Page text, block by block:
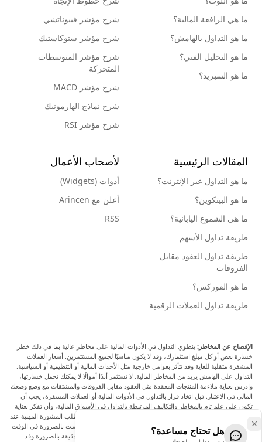
ما هي الرافعة المالية؟
ما هو التداول بالهامش؟
ما هو التحليل الفني؟
ما هو السبريد؟
شرح مؤشر فيبوناتشي
شرح مؤشر ستوكاستيك
شرح مؤشر المتوسطات
المتحركة
شرح مؤشر MACD
شرح نماذج الهارمونيك
شرح مؤشر RSI
المقالات الرئيسية
ما هو التداول عبر الإنترنت؟
ما هو البيتكوين؟
ما هي الشموع اليابانية؟
طريقة تداول الأسهم
طريقة تداول العقود مقابل
الفروقات
ما هو الفوركس؟
طريقة تداول العملات الرقمية
لأصحاب الأعمال
أدوات (Widgets)
أعلن مع Arincen
RSS
الإفصاح عن المخاطر: ينطوي التداول في الأدوات المالية على مخاطر عالية بما في ذلك خطر
خسارة بعض أو كل مبلغ استثمارك، وقد لا يكون مناسبًا لجميع المستثمرين. أسعار العملات
المشفرة متقلبة للغاية وقد تتأثر بعوامل خارجية مثل الأحداث المالية أو التنظيمية أو السياسية.
التداول على الهامش يزيد من المخاطر المالية. لا تستثمر أبدًا أموالًا لا يمكنك تحمل خسارتها،
وادرس بعناية ملاءمة المنتجات المعقدة مثل العقود مقابل الفروقات والمشتقات مع وضع وضعك
المالي في الاعتبار. قبل اتخاذ قرار بالتداول في الأدوات المالية أو العملات المشفرة، يجب أن
تكون على علم تام بالمخاطر والتكاليف المرتبطة بالتداول في الأسواق المالية، وأن تفكر بعناية
في أهدافك الاستثمارية ومستوى خبرتك ورغبتك في المخاطرة، وأن تطلب المشورة المهنية عند
الحاجة. تود Arincen أن تذكرك بأن البيانات الواردة في هذا الموقع ليست بالضرورة في الوقت
الفعلي وليست دقيقة. البيانات والأسعار الموجودة على الموقع ليست دقيقة بالضرورة وقد
هل تحتاج مساعدة؟